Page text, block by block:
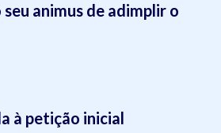
animus de adimplir o
à petição inicial